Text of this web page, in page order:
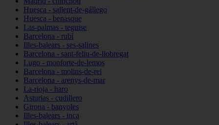
Huesca - sallent-de-gállego
Huesca - benasque
Las-palmas - teguise
Barcelona - rubí
Illes-balears - ses-salines
Barcelona - sant-feliu-de-llobregat
Lugo - monforte-de-lemos
Barcelona - molins-de-rei
Barcelona - arenys-de-mar
La-rioja - haro
Asturias - cudillero
Girona - banyoles
Illes-balears - inca